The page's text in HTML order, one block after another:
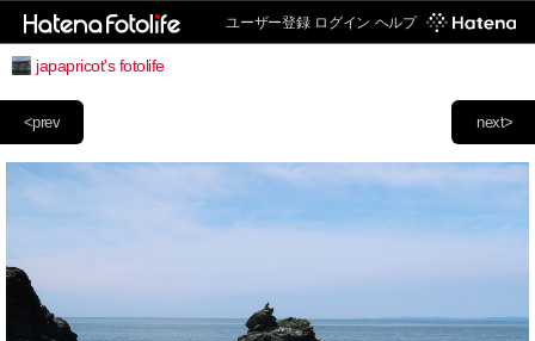
ユーザー登録 ログイン ヘルプ
japapricot's fotolife
next>
<prev